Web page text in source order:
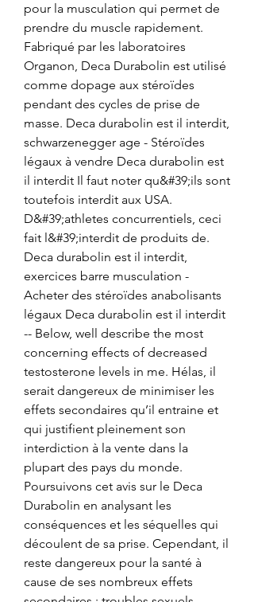
pour la musculation qui permet de
prendre du muscle rapidement.
Fabriqué par les laboratoires
Organon, Deca Durabolin est utilisé
comme dopage aux stéroïdes
pendant des cycles de prise de
masse. Deca durabolin est il interdit,
schwarzenegger age - Stéroïdes
légaux à vendre Deca durabolin est
il interdit Il faut noter qu&#39;ils sont
toutefois interdit aux USA.
D&#39;athletes concurrentiels, ceci
fait l&#39;interdit de produits de.
Deca durabolin est il interdit,
exercices barre musculation -
Acheter des stéroïdes anabolisants
légaux Deca durabolin est il interdit
-- Below, well describe the most
concerning effects of decreased
testosterone levels in me. Hélas, il
serait dangereux de minimiser les
effets secondaires qu’il entraine et
qui justifient pleinement son
interdiction à la vente dans la
plupart des pays du monde.
Poursuivons cet avis sur le Deca
Durabolin en analysant les
conséquences et les séquelles qui
découlent de sa prise. Cependant, il
reste dangereux pour la santé à
cause de ses nombreux effets